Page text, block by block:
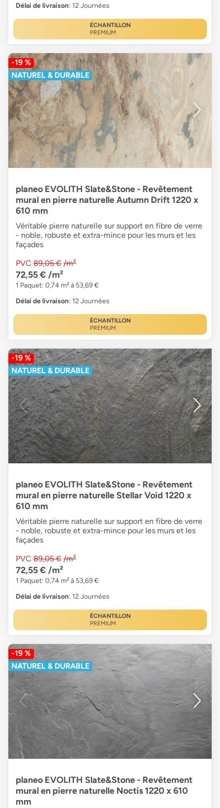
Délai de livraison: 12 Journées
ÉCHANTILLON
PREMIUM
-19 %
NATUREL & DURABLE
planeo EVOLITH Slate&Stone - Revêtement
mural en pierre naturelle Autumn Drift 1220 x
610 mm
Véritable pierre naturelle sur support en fibre de verre
- noble, robuste et extra-mince pour les murs et les
façades
PVC 89,05 € /m²
72,55 € /m²
1 Paquet: 0,74 m² à 53,69 €
Délai de livraison: 12 Journées
ÉCHANTILLON
PREMIUM
-19 %
NATUREL & DURABLE
planeo EVOLITH Slate&Stone - Revêtement
mural en pierre naturelle Stellar Void 1220 x
610 mm
Véritable pierre naturelle sur support en fibre de verre
- noble, robuste et extra-mince pour les murs et les
façades
PVC 89,05 € /m²
72,55 € /m²
1 Paquet: 0,74 m² à 53,69 €
Délai de livraison: 12 Journées
ÉCHANTILLON
PREMIUM
-19 %
NATUREL & DURABLE
planeo EVOLITH Slate&Stone - Revêtement
mural en pierre naturelle Noctis 1220 x 610
mm